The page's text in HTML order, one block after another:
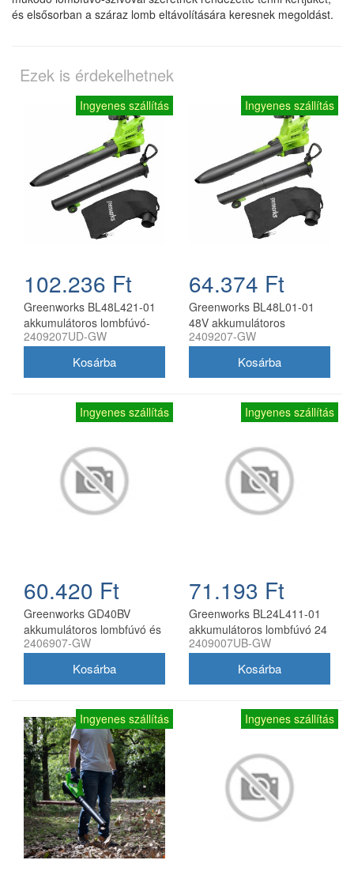
és elsősorban a száraz lomb eltávolítására keresnek megoldást.
Ezek is érdekelhetnek
Ingyenes szállítás
102.236 Ft
Greenworks BL48L421-01
akkumulátoros lombfúvó-
szívó 48V (2x24V)
2409207UD-GW
Ingyenes szállítás
64.374 Ft
Greenworks BL48L01-01
48V akkumulátoros
lombfúvó akku és töltő
2409207-GW
Ingyenes szállítás
60.420 Ft
Greenworks GD40BV
akkumulátoros lombfúvó és
lombszívó 40 V
2406907-GW
Ingyenes szállítás
71.193 Ft
Greenworks BL24L411-01
akkumulátoros lombfúvó 24
V 4,0 Ah akkuval és 2 A
2409007UB-GW
Ingyenes szállítás Ingyenes szállítás